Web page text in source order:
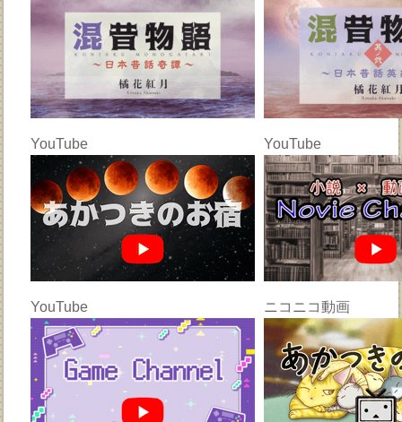
YouTube YouTube
YouTube ニコニコ動画